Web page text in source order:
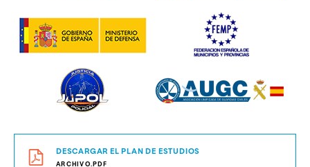
DESCARGAR EL PLAN DE ESTUDIOS
ARCHIVO.PDF